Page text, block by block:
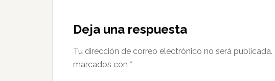
con
lectores
Deja una respuesta
Tu dirección de correo electrónico no será publicada.
marcados con *